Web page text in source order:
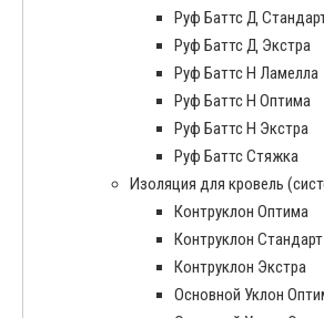
Руф Баттс Д
Руф Баттс Д Экстра
Руф Баттс Н Ламелла
Руф Баттс Н Оптима
Руф Баттс Н Экстра
Руф Баттс Стяжка
Изоляция для кровель
Контруклон Оптима
Контруклон Стандарт
Контруклон Экстра
Основной Уклон